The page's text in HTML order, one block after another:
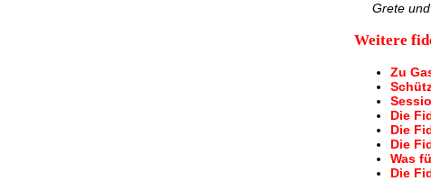
Grete
Weitere
Zu
Die
Die
Die
Was
Die